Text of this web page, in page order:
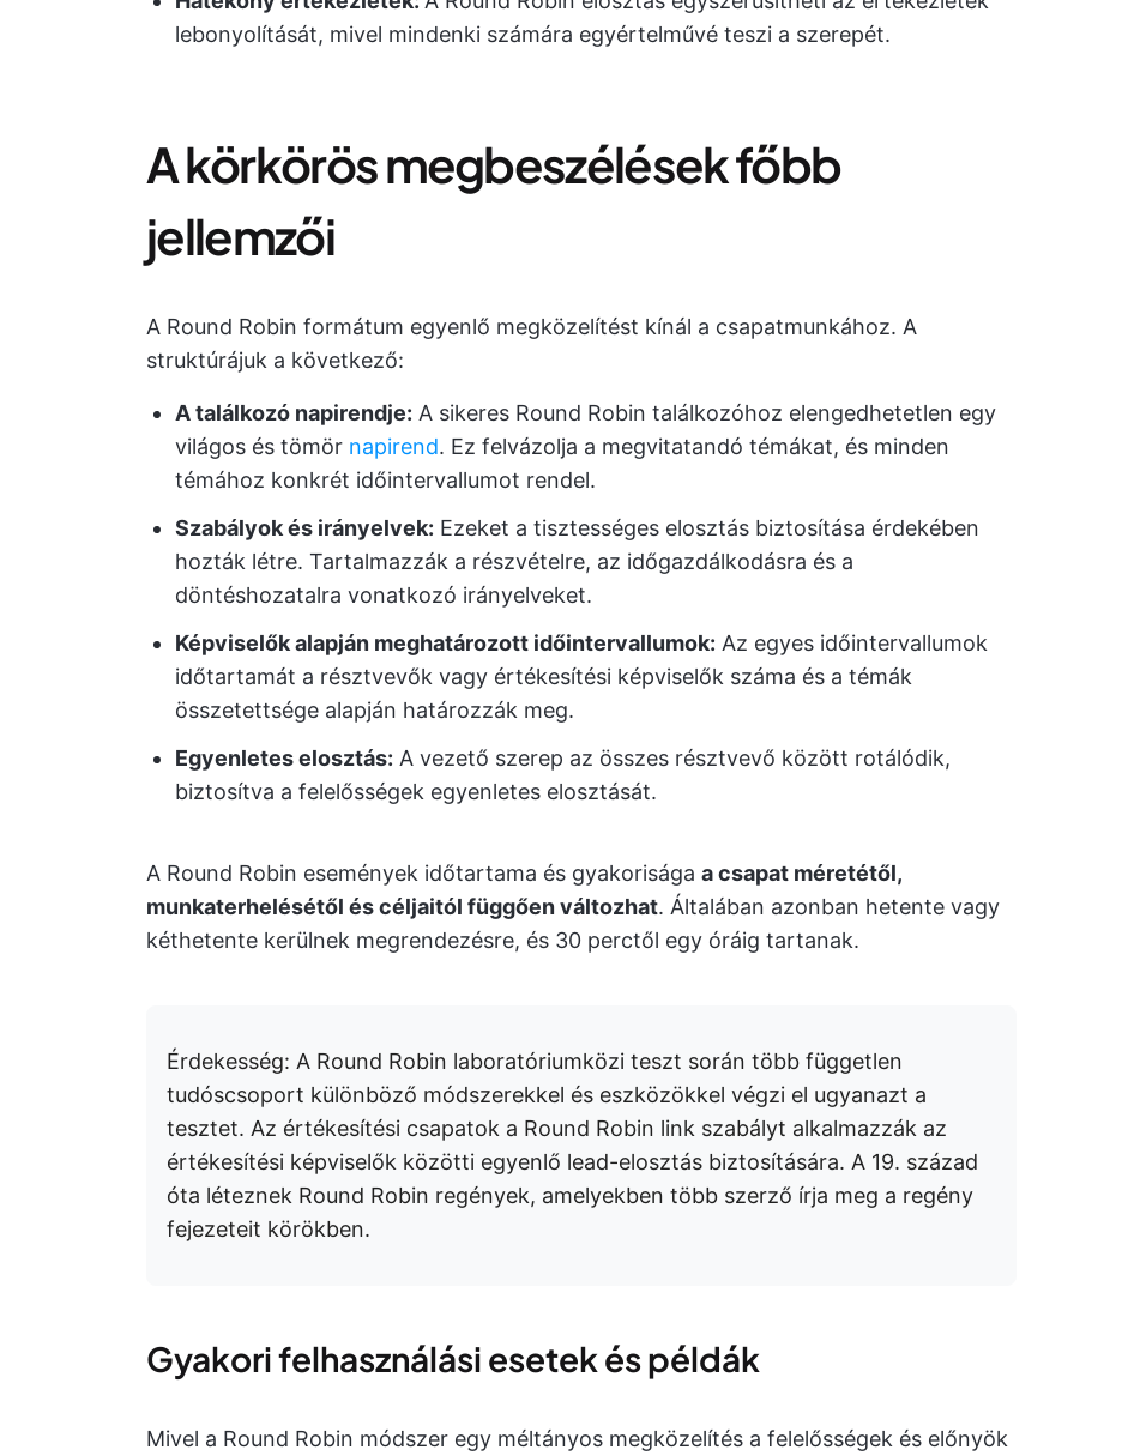
lebonyolítását, mivel mindenki számára egyértelművé teszi a szerepét.
A körkörös megbeszélések főbb
jellemzői
A Round Robin formátum egyenlő megközelítést kínál a csapatmunkához. A
struktúrájuk a következő:
A találkozó napirendje: A sikeres Round Robin találkozóhoz elengedhetetlen egy
világos és tömör napirend. Ez felvázolja a megvitatandó témákat, és minden
témához konkrét időintervallumot rendel.
Szabályok és irányelvek: Ezeket a tisztességes elosztás biztosítása érdekében
hozták létre. Tartalmazzák a részvételre, az időgazdálkodásra és a
döntéshozatalra vonatkozó irányelveket.
Képviselők alapján meghatározott időintervallumok: Az egyes időintervallumok
időtartamát a résztvevők vagy értékesítési képviselők száma és a témák
összetettsége alapján határozzák meg.
Egyenletes elosztás: A vezető szerep az összes résztvevő között rotálódik,
biztosítva a felelősségek egyenletes elosztását.
A Round Robin események időtartama és gyakorisága a csapat méretétől,
munkaterhelésétől és céljaitól függően változhat. Általában azonban hetente vagy
kéthetente kerülnek megrendezésre, és 30 perctől egy óráig tartanak.
Érdekesség: A Round Robin laboratóriumközi teszt során több független
tudóscsoport különböző módszerekkel és eszközökkel végzi el ugyanazt a
tesztet. Az értékesítési csapatok a Round Robin link szabályt alkalmazzák az
értékesítési képviselők közötti egyenlő lead-elosztás biztosítására. A 19. század
óta léteznek Round Robin regények, amelyekben több szerző írja meg a regény
fejezeteit körökben.
Gyakori felhasználási esetek és példák
Mivel a Round Robin módszer egy méltányos megközelítés a felelősségek és előnyök